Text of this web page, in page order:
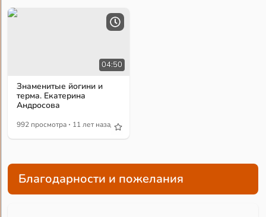
04:50
Знаменитые йогини и
терма. Екатерина
Андросова
992 просмотра · 11 лет назад
Благодарности и пожелания